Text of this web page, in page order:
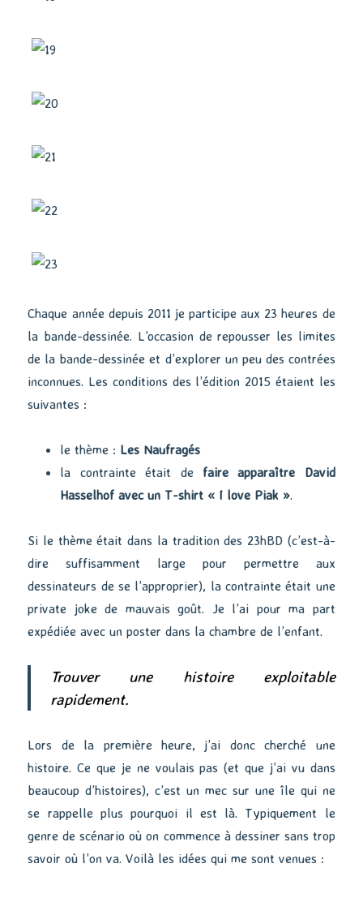
Chaque année depuis 2011 je participe aux 23 heures de
la bande-dessinée. L’occasion de repousser les limites
de la bande-dessinée et d’explorer un peu des contrées
inconnues. Les conditions des l’édition 2015 étaient les
suivantes :
le thème : Les Naufragés
la contrainte était de faire apparaître David
Hasselhof avec un T-shirt « I love Piak ».
Si le thème était dans la tradition des 23hBD (c’est-à-
dire suffisamment large pour permettre aux
dessinateurs de se l’approprier), la contrainte était une
private joke de mauvais goût. Je l’ai pour ma part
expédiée avec un poster dans la chambre de l’enfant.
Trouver une histoire exploitable
rapidement.
Lors de la première heure, j’ai donc cherché une
histoire. Ce que je ne voulais pas (et que j’ai vu dans
beaucoup d’histoires), c’est un mec sur une île qui ne
se rappelle plus pourquoi il est là. Typiquement le
genre de scénario où on commence à dessiner sans trop
savoir où l’on va. Voilà les idées qui me sont venues :